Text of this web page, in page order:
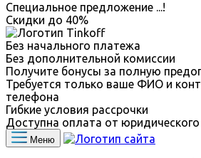
Специальное предложение ...!
Скидки до 40%
Без начального платежа
Без дополнительной комиссии
Получите бонусы за полную
Требуется только ваше ФИО и
телефона
Гибкие условия рассрочки
Доступна оплата от
Меню